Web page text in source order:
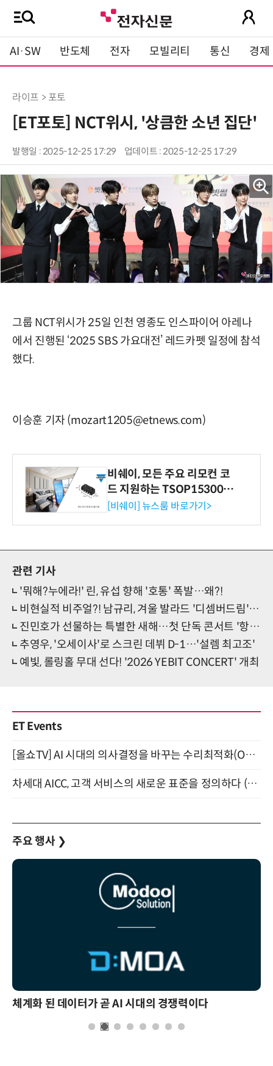
AI·SW 반도체 전자 모빌리티 통신 경제
라이프 > 포토
[ET포토] NCT위시, '상큼한 소년 집단'
발행일 : 2025-12-25 17:29 업데이트 : 2025-12-25 17:29
그룹 NCT위시가 25일 인천 영종도 인스파이어 아레나
에서 진행된 ‘2025 SBS 가요대전’ 레드카펫 일정에 참석
했다.
이승훈 기자 (mozart1205@etnews.com)
비쉐이, 모든 주요 리모컨 코
드 지원하는 TSOP15300 시
리즈 IR 수신기 출시
[비쉐이] 뉴스룸 바로가기>
관련 기사
'뭐해?누에라!' 린, 유섭 향해 '호통' 폭발…왜?!
비현실적 비주얼?! 남규리, 겨울 발라드 '디셈버드림' MV 화제
진민호가 선물하는 특별한 새해…첫 단독 콘서트 '항해'
추영우, '오세이사'로 스크린 데뷔 D-1…'설렘 최고조'
예빛, 롤링홀 무대 선다! '2026 YEBIT CONCERT' 개최
ET Events
[올쇼TV] AI 시대의 의사결정을 바꾸는 수리최적화(Optimization) 소개 (8/20 생방송)
차세대 AICC, 고객 서비스의 새로운 표준을 정의하다 (9/9)
주요 행사 ❯
체계화 된 데이터가 곧 AI 시대의 경쟁력이다